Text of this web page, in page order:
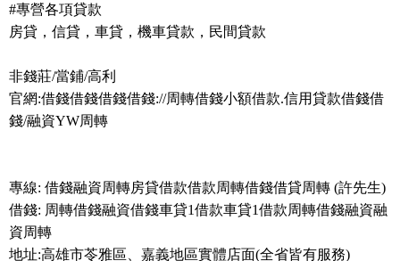
#專營各項貸款
房貸，信貸，車貸，機車貸款，民間貸款
非錢莊/當鋪/高利
官網:借錢借錢借錢借錢://周轉借錢小額借款.信用貸款借錢借
錢/融資YW周轉
專線: 借錢融資周轉房貸借款借款周轉借錢借貸周轉 (許先生)
借錢: 周轉借錢融資借錢車貸1借款車貸1借款周轉借錢融資融
資周轉
地址:高雄市苓雅區、嘉義地區實體店面(全省皆有服務)